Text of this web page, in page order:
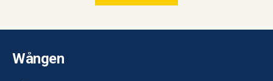
Wången